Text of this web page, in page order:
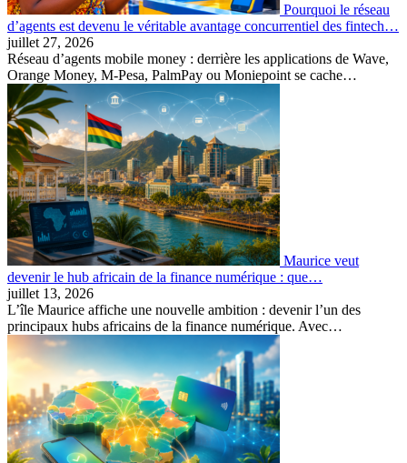
Pourquoi le réseau
d’agents est devenu le véritable avantage concurrentiel des fintech…
juillet 27, 2026
Réseau d’agents mobile money : derrière les applications de Wave,
Orange Money, M-Pesa, PalmPay ou Moniepoint se cache…
Maurice veut
devenir le hub africain de la finance numérique : que…
juillet 13, 2026
L’île Maurice affiche une nouvelle ambition : devenir l’un des
principaux hubs africains de la finance numérique. Avec…